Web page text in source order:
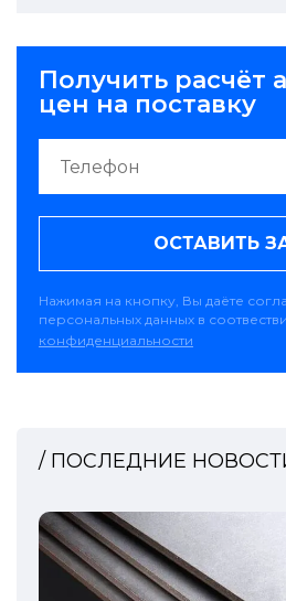
Получить расчёт
цен на поставку
ОСТАВИТЬ
Нажимая на кнопку, Вы даёте
персональных данных в
конфиденциальности
/ ПОСЛЕДНИЕ